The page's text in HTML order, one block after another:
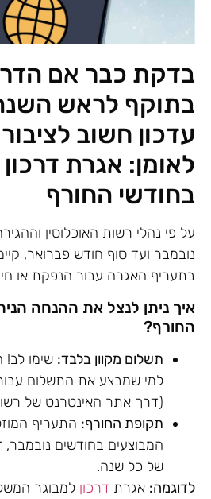
בדקת כבר אם
בתוקף לראש
עדכון חשוב
לאומן: אגרת
בחודשי החורף
על פי נהלי רשות האוכלוסין
נובמבר ועד סוף חודש פברואר,
בתעריף האגרה עבור הנפקת או
איך ניתן לנצל את ההנחה
החורף?
תשלום מקוון בלבד: שימו
למי שמבצע את התשלום עבור
(דרך אתר האינטרנט של
תקופת החורף: התעריף
המבוצעים בחודשים נובמבר,
של כל שנה.
לדוגמה: אגרת דרכון למבוגר